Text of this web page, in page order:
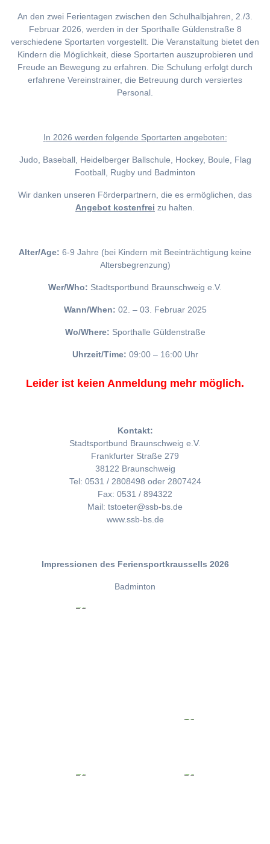
An den zwei Ferientagen zwischen den Schulhalbjahren, 2./3.
Februar 2026, werden in der Sporthalle Güldenstraße 8
verschiedene Sportarten vorgestellt. Die Veranstaltung bietet den
Kindern die Möglichkeit, diese Sportarten auszuprobieren und
Freude an Bewegung zu erfahren. Die Schulung erfolgt durch
erfahrene Vereinstrainer, die Betreuung durch versiertes
Personal.
In 2026 werden folgende Sportarten angeboten:
Judo, Baseball, Heidelberger Ballschule, Hockey, Boule, Flag
Football, Rugby und Badminton
Wir danken unseren Förderpartnern, die es ermöglichen, das
Angebot kostenfrei zu halten.
Alter/Age: 6-9 Jahre (bei Kindern mit Beeinträchtigung keine
Altersbegrenzung)
Wer/Who: Stadtsportbund Braunschweig e.V.
Wann/When: 02. – 03. Februar 2025
Wo/Where: Sporthalle Güldenstraße
Uhrzeit/Time: 09:00 – 16:00 Uhr
Leider ist keien Anmeldung mehr möglich.
Kontakt:
Stadtsportbund Braunschweig e.V.
Frankfurter Straße 279
38122 Braunschweig
Tel: 0531 / 2808498 oder 2807424
Fax: 0531 / 894322
Mail: tstoeter@ssb-bs.de
www.ssb-bs.de
Impressionen des Feriensportkraussells 2026
Badminton